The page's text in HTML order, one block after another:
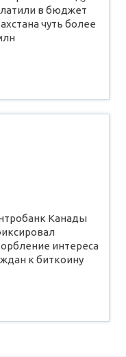
в бюджет
чуть более
Канады
интереса
к биткоину